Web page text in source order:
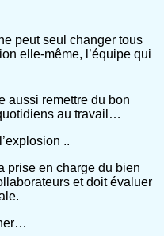
peut seul changer tous
elle-même, l’équipe qui
aussi remettre du bon
au travail…
..
prise en charge du bien
et doit évaluer